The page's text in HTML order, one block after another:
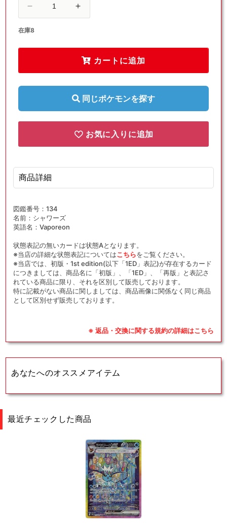
ワ
ー
ex(SAR)
{水}
〈205/187〉
減
ら
す
シ
ー
ズ
ex(SAR)
{水}
〈205/187〉
数
増
す
在庫8
カートに追加
同じポケモンを探す
お気に入りに追加
商品詳細
図鑑番号：134
名前：シャワーズ
英語名：Vaporeon
状態表記の無いカードは状態Aとなります。
※当店の詳細な状態表記についてはこちらをご覧ください。
※当店では、初版・1st edition(以下「1ED」表記)が存在するカード
につきましては、商品名に「初版」、「1ED」、「再版」と表記さ
れている商品に限り、それを区別して販売しております。
特に記載がない商品に関しましては、商品画像に関係なく同じ商品
として区別せず販売しております。
※ 返品・交換に関する規約の詳細はこちら
あなたへのオススメアイテム
最近チェックした商品